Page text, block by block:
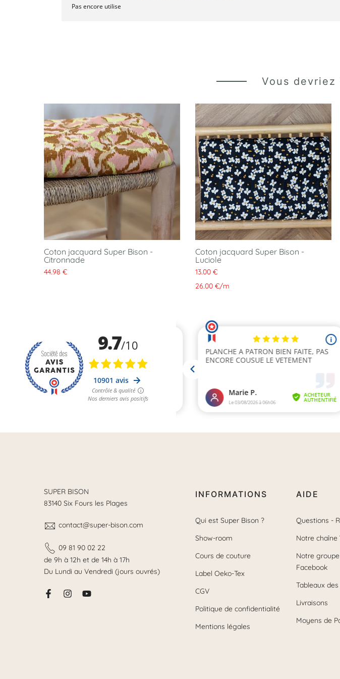
Pas encore utilise
Vous devriez
Coton jacquard Super Bison -
Citronnade
44.98 €
Coton jacquard Super Bison -
Luciole
13.00 €
26.00 €/m
SUPER BISON
83140 Six Fours les Plages
contact@super-bison.com
09 81 90 02 22
de 9h à 12h et de 14h à 17h
Du Lundi au Vendredi (jours ouvrés)
INFORMATIONS
Qui est Super Bison ?
Show-room
Cours de couture
Label Oeko-Tex
CGV
Politique de confidentialité
Mentions légales
AIDE
Questions -
Notre chaîne
Notre
Facebook
Tableaux
Livraisons
Moyens de